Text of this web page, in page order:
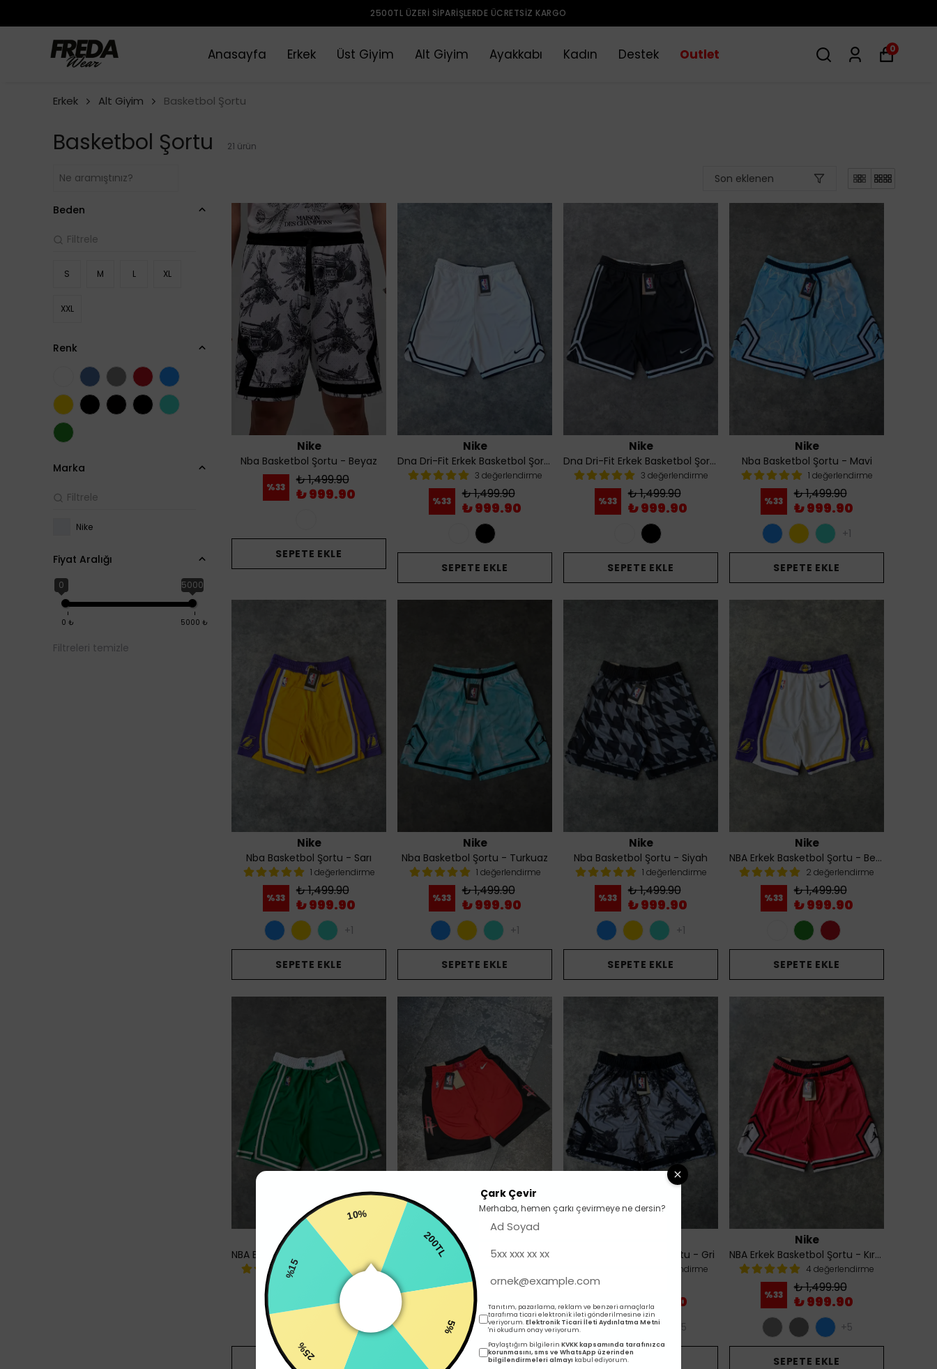
2500TL ÜZERI SIPARIŞLERDE ÜCRETSIZ KARGO
Anasayfa Erkek Üst Giyim Alt Giyim Ayakkabı Kadın Destek Outlet 0
Erkek Alt Giyim Basketbol Şortu
Basketbol Şortu 21 ürün
Son eklenen
Beden
S M L XL
XXL
Renk
Marka
Nike
Fiyat Aralığı
0 5000
0 ₺ 5000 ₺
Filtreleri temizle
Nike
Nba Basketbol Şortu - Beyaz
%33 ₺ 1,499.90
₺ 999.90
SEPETE EKLE
Nike
Dna Dri-Fit Erkek Basketbol Şortu - Beyaz
3 değerlendirme
%33 ₺ 1,499.90
₺ 999.90
SEPETE EKLE
Nike
Dna Dri-Fit Erkek Basketbol Şortu - Siyah
3 değerlendirme
%33 ₺ 1,499.90
₺ 999.90
SEPETE EKLE
Nike
Nba Basketbol Şortu - Mavi
1 değerlendirme
%33 ₺ 1,499.90
₺ 999.90
+1
SEPETE EKLE
Nike
Nba Basketbol Şortu - Sarı
1 değerlendirme
%33 ₺ 1,499.90
₺ 999.90
+1
SEPETE EKLE
Nike
Nba Basketbol Şortu - Turkuaz
1 değerlendirme
%33 ₺ 1,499.90
₺ 999.90
+1
SEPETE EKLE
Nike
Nba Basketbol Şortu - Siyah
1 değerlendirme
%33 ₺ 1,499.90
₺ 999.90
+1
SEPETE EKLE
Nike
NBA Erkek Basketbol Şortu - Beyaz
2 değerlendirme
%33 ₺ 1,499.90
₺ 999.90
SEPETE EKLE
Nike
2 değerlendirme
% ₺ 1,499.90
₺ 999.90
SEPETE EKLE
NBA Erkek Basketbol Şortu - Kırmızı
₺ 1,499.90
₺ 999.90
SEPETE EKLE
NBA Erkek Basketbol Şortu - Gri
4 değerlendirme
₺ 999.90
+5
SEPETE EKLE
Nike
NBA Erkek Basketbol Şortu - Kırmızı
4 değerlendirme
%33 ₺ 1,499.90
₺ 999.90
+5
SEPETE EKLE
10%
200TL
5%
25%
%15
Çark Çevir
Merhaba, hemen çarkı çevirmeye ne dersin?
Tanıtım, pazarlama, reklam ve benzeri amaçlarla
tarafıma ticari elektronik ileti gönderilmesine izin
veriyorum.Elektronik Ticari İleti Aydınlatma Metni
'ni okudum onay veriyorum.
Paylaştığım bilgilerin KVKK kapsamında tarafınızca
korunmasını, sms ve WhatsApp üzerinden
bilgilendirmeleri almayı kabul ediyorum.